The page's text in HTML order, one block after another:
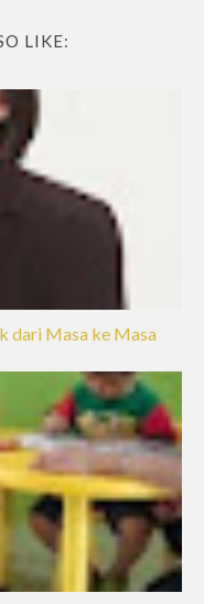
LIKE:
dari Masa ke Masa